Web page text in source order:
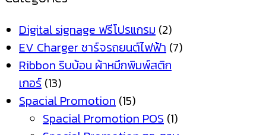
Digital signage ฟรีโปรแกรม (2)
EV Charger ชาร์จรถยนต์ไฟฟ้า (7)
Ribbon ริบบ้อน ผ้าหมึกพิมพ์สติก
เกอร์ (13)
Spacial Promotion (15)
Spacial Promotion POS (1)